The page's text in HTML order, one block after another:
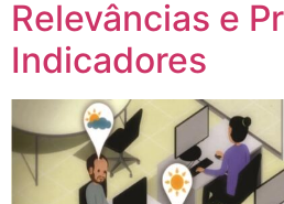
Relevâncias e
Indicadores